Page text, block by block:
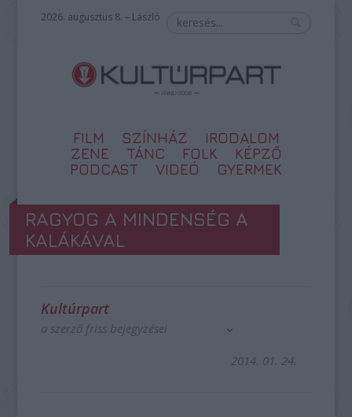
2026. augusztus 8. – László
FILM SZÍNHÁZ
IRODALOM
ZENE
TÁNC FOLK
KÉPZŐ
PODCAST
VIDEÓ GYERMEK
RAGYOG A MINDENSÉG A
KALÁKÁVAL
Kultúrpart
a szerző friss bejegyzései
2014. 01. 24.